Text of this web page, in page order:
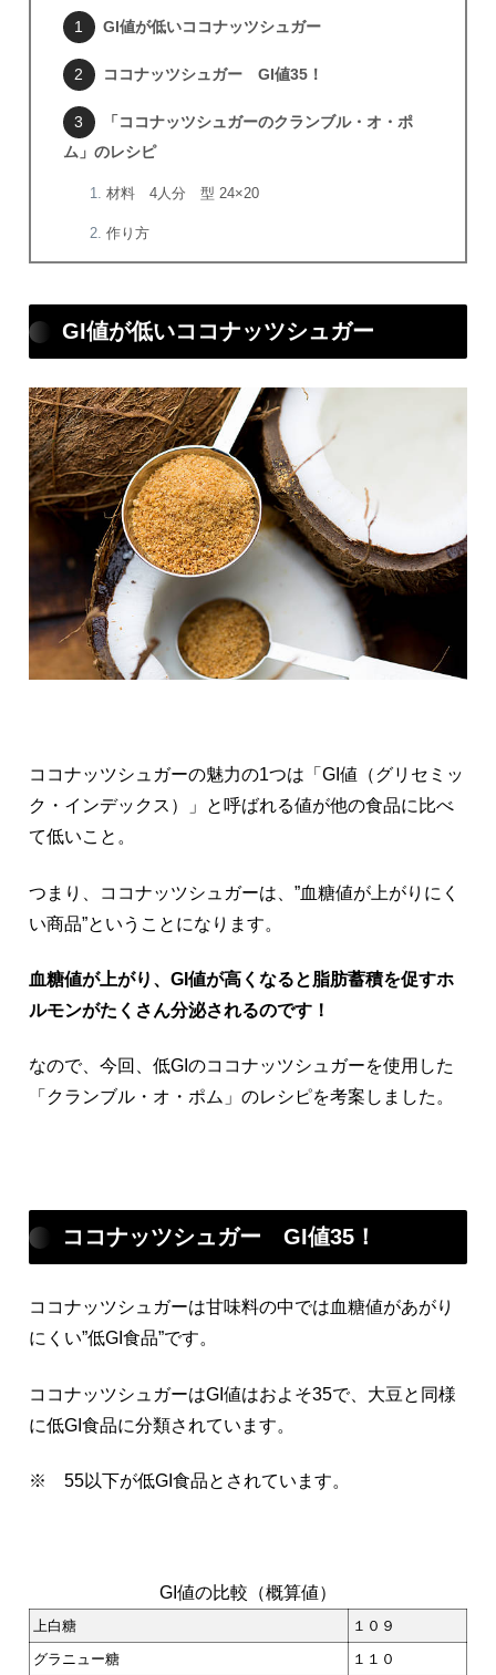
GI値が低いココナッツシュガー
ココナッツシュガー GI値35！
「ココナッツシュガーのクランブル・オ・ポ
ム」のレシピ
材料 4人分 型 24×20
作り方
GI値が低いココナッツシュガー
ココナッツシュガーの魅力の1つは「GI値（グリセミッ
ク・インデックス）」と呼ばれる値が他の食品に比べ
て低いこと。
つまり、ココナッツシュガーは、”血糖値が上がりにく
い商品”ということになります。
血糖値が上がり、GI値が高くなると脂肪蓄積を促すホ
ルモンがたくさん分泌されるのです！
なので、今回、低GIのココナッツシュガーを使用した
「クランブル・オ・ポム」のレシピを考案しました。
ココナッツシュガー GI値35！
ココナッツシュガーは甘味料の中では血糖値があがり
にくい”低GI食品”です。
ココナッツシュガーはGI値はおよそ35で、大豆と同様
に低GI食品に分類されています。
※ 55以下が低GI食品とされています。
GI値の比較（概算値）
上白糖
１０９
グラニュー糖
１１０